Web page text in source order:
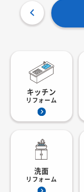
キッチン
リフォーム
洗面
リフォーム